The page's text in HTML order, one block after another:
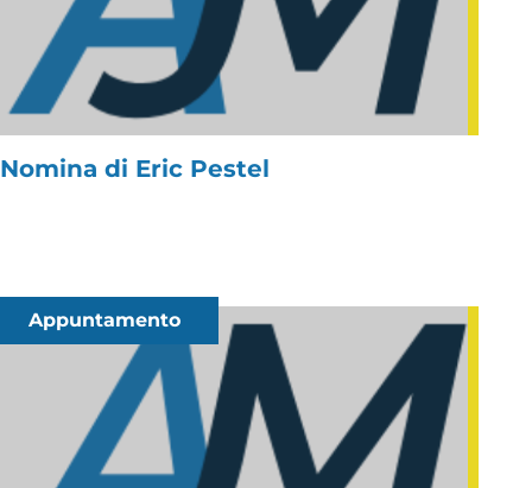
Nomina di Eric Pestel
Appuntamento